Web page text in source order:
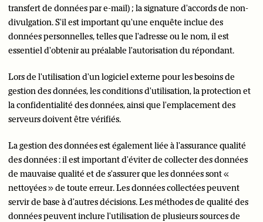
transfert de données par e-mail) ; la signature d'accords de non-
divulgation. S'il est important qu'une enquête inclue des
données personnelles, telles que l'adresse ou le nom, il est
essentiel d'obtenir au préalable l'autorisation du répondant.
Lors de l'utilisation d'un logiciel externe pour les besoins de
gestion des données, les conditions d'utilisation, la protection et
la confidentialité des données, ainsi que l'emplacement des
serveurs doivent être vérifiés.
La gestion des données est également liée à l'assurance qualité
des données : il est important d'éviter de collecter des données
de mauvaise qualité et de s'assurer que les données sont «
nettoyées » de toute erreur. Les données collectées peuvent
servir de base à d'autres décisions. Les méthodes de qualité des
données peuvent inclure l'utilisation de plusieurs sources de